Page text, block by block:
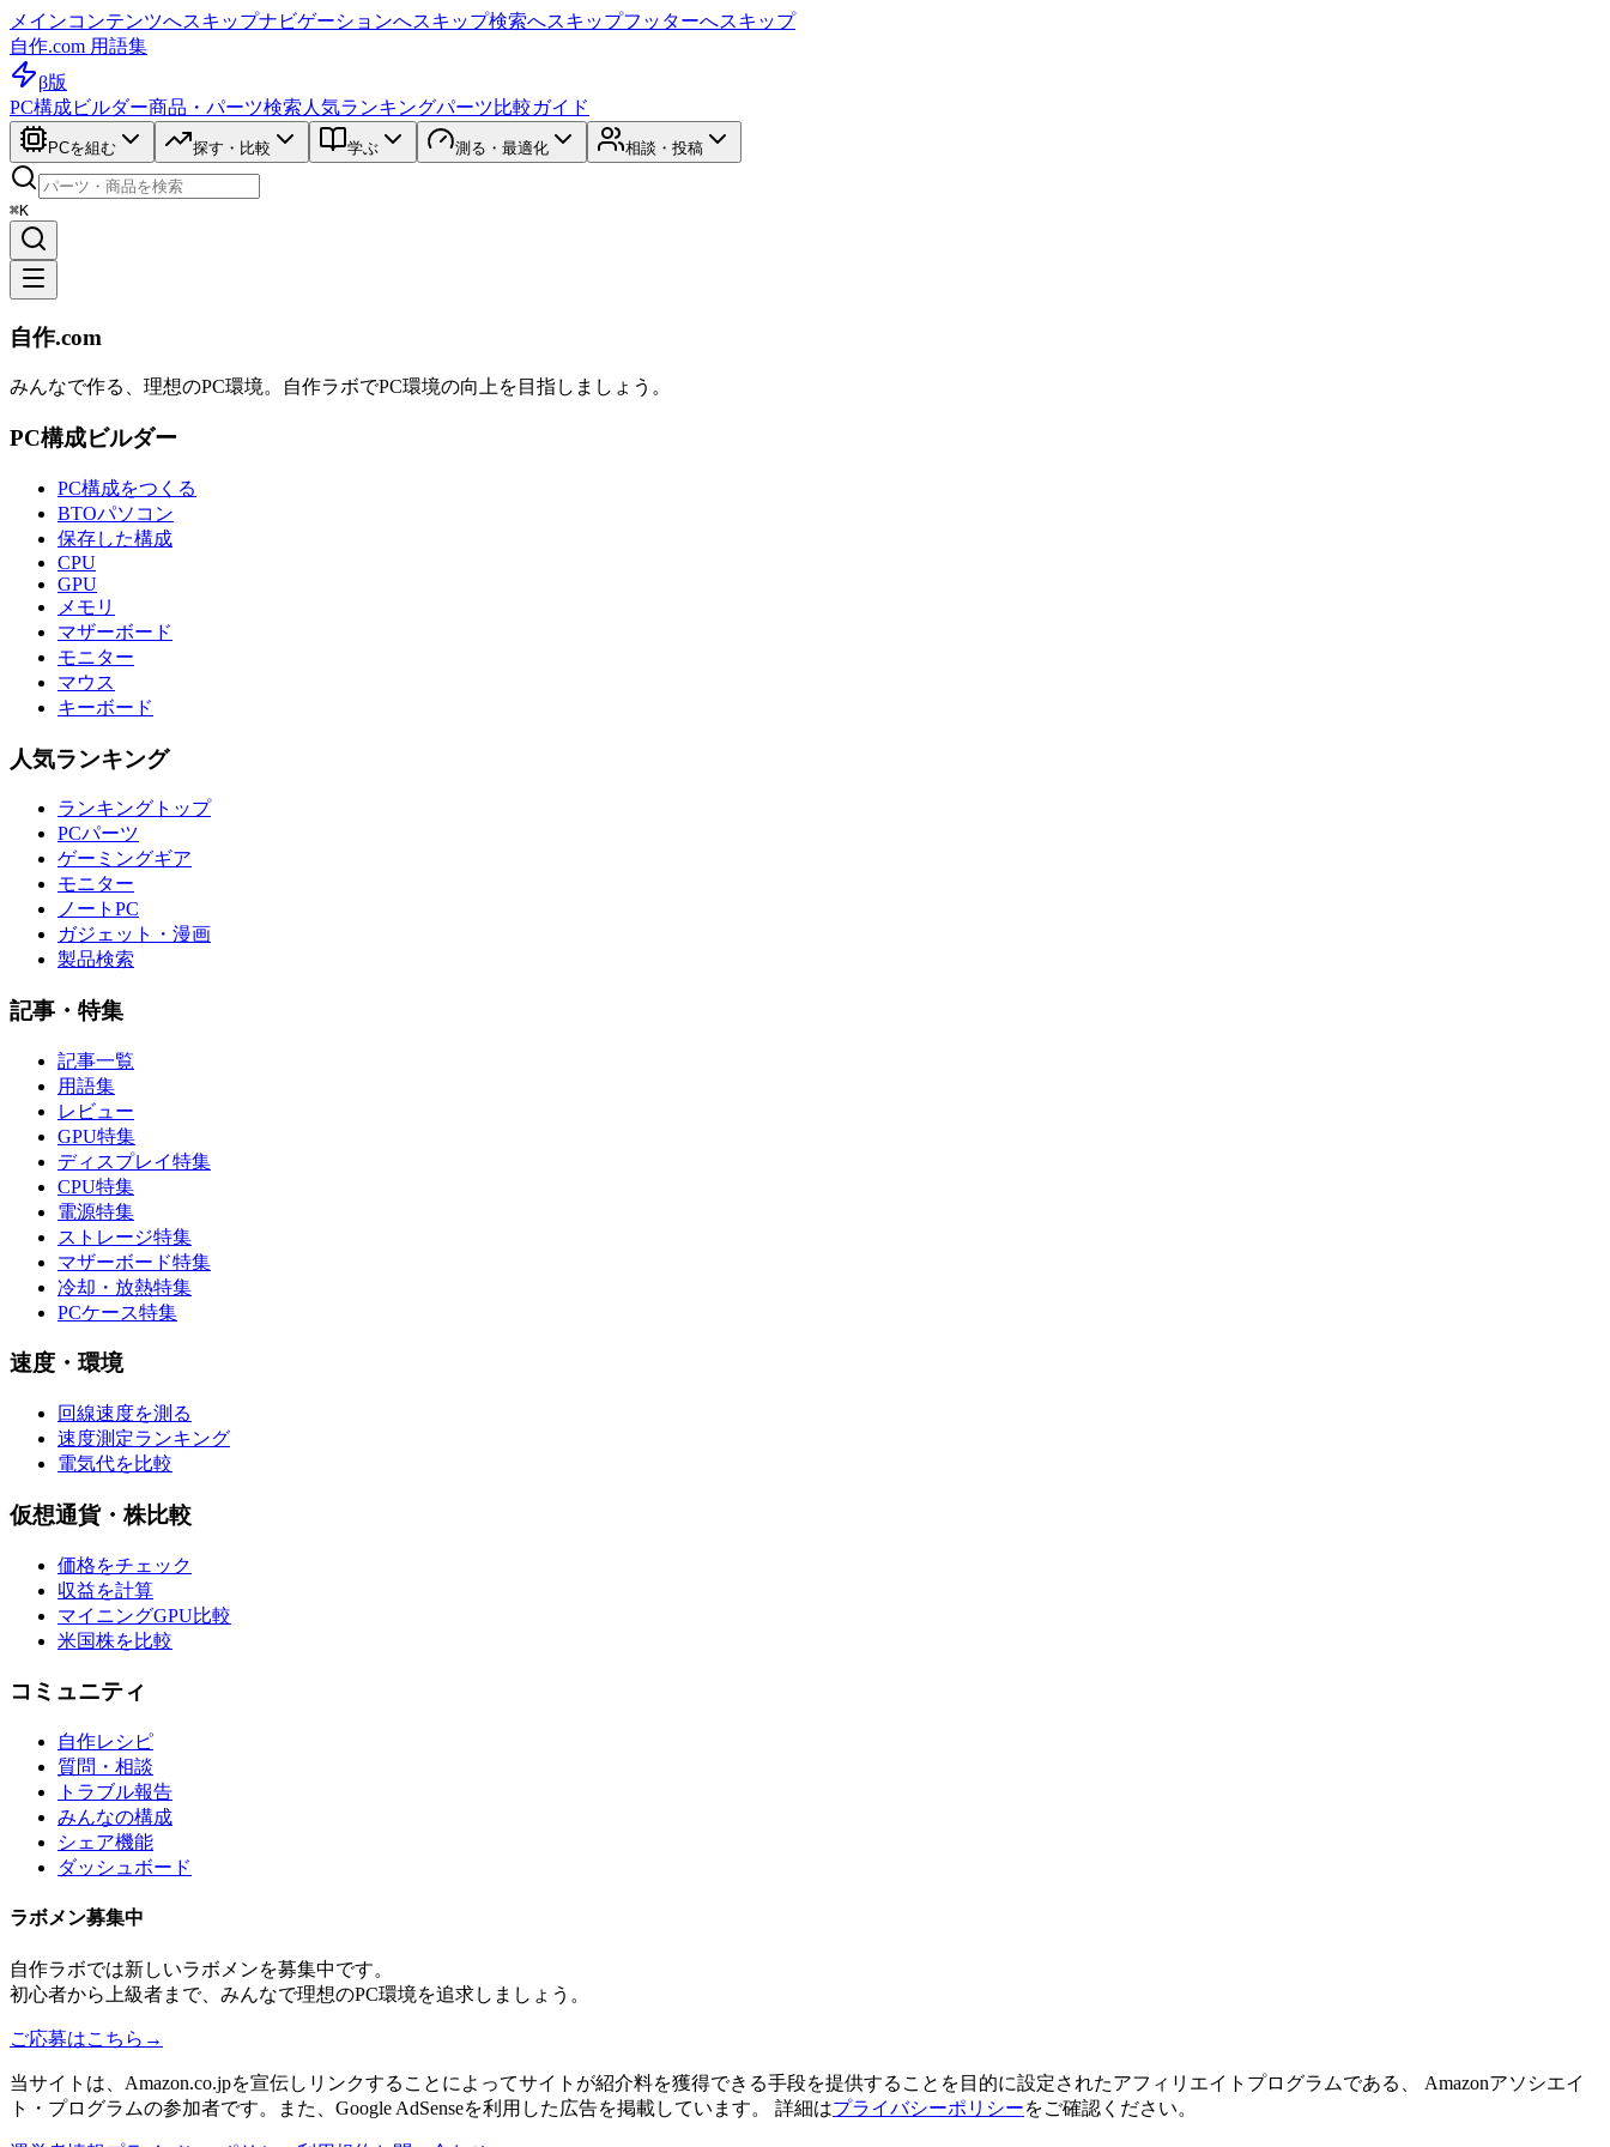
メインコンテンツへスキップナビゲーションへスキップ検索へスキップフッターへスキップ
自作.com 用語集
β版
PC構成ビルダー商品・パーツ検索 人気ランキングパーツ比較ガイド
PCを組む 探す・比較 学ぶ 測る・最適化 相談・投稿
⌘K
自作.com
みんなで作る、理想のPC環境。 自作ラボでPC環境の向上を目指しましょう。
PC構成ビルダー
PC構成をつくる
BTOパソコン
保存した構成
CPU
GPU
メモリ
マザーボード
モニター
マウス
キーボード
人気ランキング
ランキングトップ
PCパーツ
ゲーミングギア
モニター
ノートPC
ガジェット・漫画
製品検索
記事・特集
記事一覧
用語集
レビュー
GPU特集
ディスプレイ特集
CPU特集
電源特集
ストレージ特集
マザーボード特集
冷却・放熱特集
PCケース特集
速度・環境
回線速度を測る
速度測定ランキング
電気代を比較
仮想通貨・株比較
価格をチェック
収益を計算
マイニングGPU比較
米国株を比較
コミュニティ
自作レシピ
質問・相談
トラブル報告
みんなの構成
シェア機能
ダッシュボード
ラボメン募集中
自作ラボでは新しいラボメンを募集中です。
初心者から上級者まで、みんなで理想のPC環境を追求しましょう。
ご応募はこちら →
当サイトは、Amazon.co.jpを宣伝しリンクすることによってサイトが紹介料を獲得できる手段を提供することを目的に設定されたアフィリエイトプログラムである、 Amazonアソシエイ
ト・プログラムの参加者です。また、Google AdSenseを利用した広告を掲載しています。 詳細はプライバシーポリシーをご確認ください。